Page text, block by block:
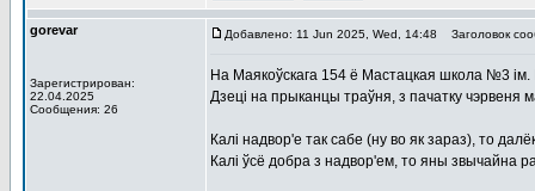
gorevar
Зарегистрирован:
22.04.2025
Сообщения: 26
Добавлено: 11 Jun 2025, Wed, 14:48 Заголовок
На Маякоўскага 154 ё Мастацкая школа №3
Дзеці на прыканцы траўня, з пачатку
Калі надвор'е так сабе (ну во як зараз), то
Калі ўсё добра з надвор'ем, то яны звычайна